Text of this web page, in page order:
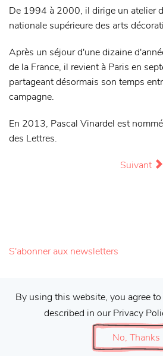
By using this website, you agree
described in our Privacy
No, Thanks
De 1994 à 2000, il dirige un atelier
nationale supérieure des arts
Après un séjour d'une dizaine
de la France, il revient à Paris en
partageant désormais son temps
campagne.
En 2013, Pascal Vinardel est
des Lettres.
Suivant
S'abonner aux newsletters
Galerie Francis Barlier ©
#galeriebarlier